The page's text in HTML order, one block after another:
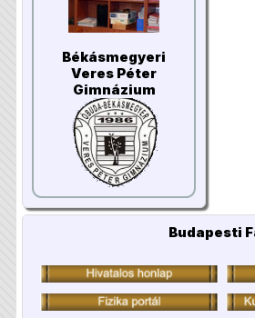
Békásmegyeri
Veres Péter
Gimnázium
Budapesti